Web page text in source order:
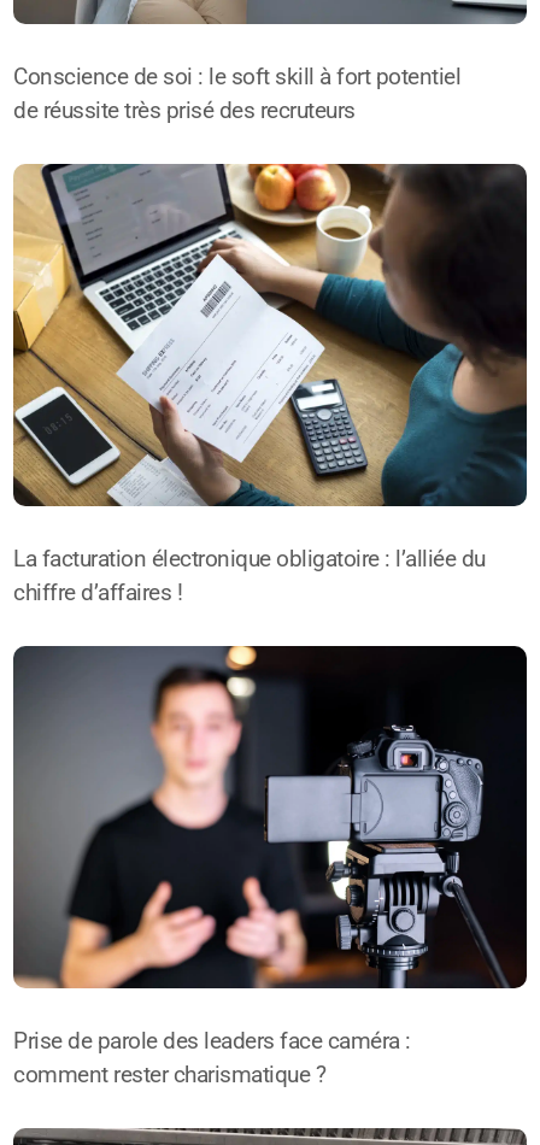
Conscience de soi : le soft skill à fort potentiel
de réussite très prisé des recruteurs
La facturation électronique obligatoire : l’alliée du
chiffre d’affaires !
Prise de parole des leaders face caméra :
comment rester charismatique ?